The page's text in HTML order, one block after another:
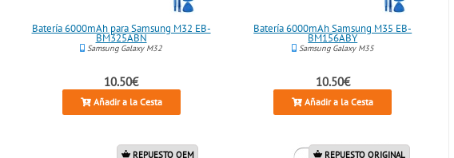
Batería 6000mAh para Samsung M32 EB-
BM325ABN
Samsung Galaxy M32
10.50€
Añadir a la Cesta
Batería 6000mAh Samsung M35 EB-
BM156ABY
Samsung Galaxy M35
10.50€
Añadir a la Cesta
REPUESTO OEM REPUESTO ORIGINAL